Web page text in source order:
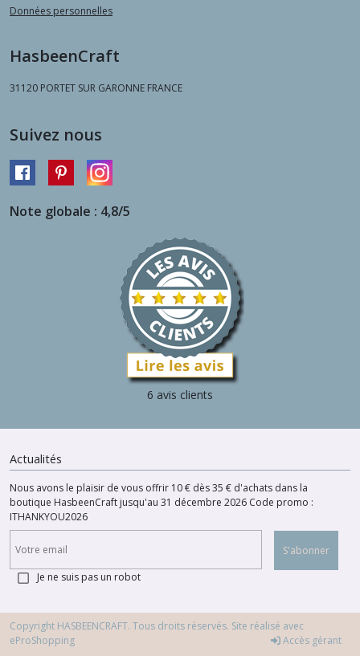
Données personnelles
HasbeenCraft
31120 PORTET SUR GARONNE FRANCE
Suivez nous
Note globale : 4,8/5
6 avis clients
Actualités
Nous avons le plaisir de vous offrir 10 € dès 35 € d'achats dans la
boutique HasbeenCraft jusqu'au 31 décembre 2026 Code promo :
ITHANKYOU2026
S'abonner
Je ne suis pas un robot
Copyright HASBEENCRAFT. Tous droits réservés. Site réalisé avec
eProShopping
Accès gérant